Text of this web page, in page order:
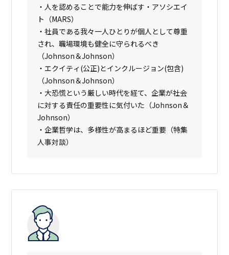
・人を認めることで能力を伸ばす・アソシエイ
ト（MARS）
・社員である我々一人ひとりが個人として尊重
され、職場環境も健全に守られるべき
（Johnson＆Johnson）
・エクイティ(公正)とインクルージョン(包含)
（Johnson＆Johnson）
・大恐慌という厳しい時代を経て、企業が社会
に対する責任の重要性に気付いた（Johnson＆
Johnson）
・企業哲学は、多様性が高まるほど重要（特集
人事対談）